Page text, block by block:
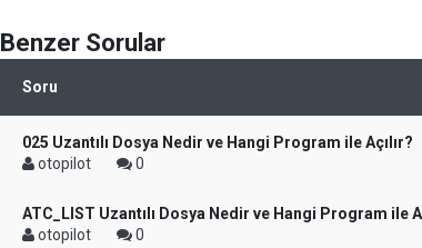
Benzer Sorular
Soru
025 Uzantılı Dosya Nedir ve Hangi Program ile Açılır?
otopilot
0
ATC_LIST Uzantılı Dosya Nedir ve Hangi Program ile
otopilot
0